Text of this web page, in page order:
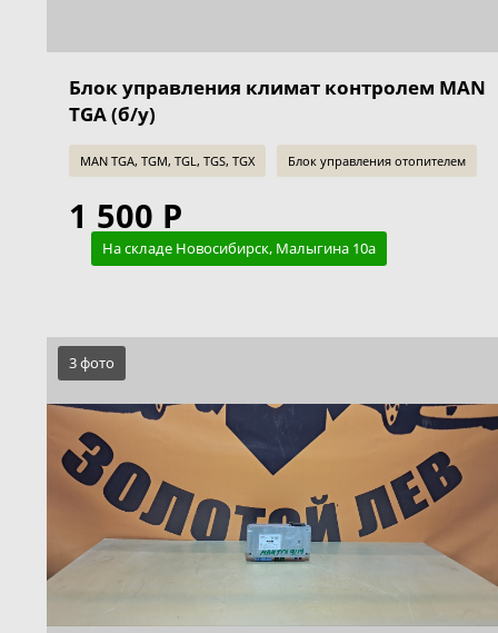
Блок управления климат контролем MAN
TGA (б/у)
MAN TGA, TGM, TGL, TGS, TGX Блок управления отопителем
1 500 Р
На складе Новосибирск, Малыгина 10а
3 фото